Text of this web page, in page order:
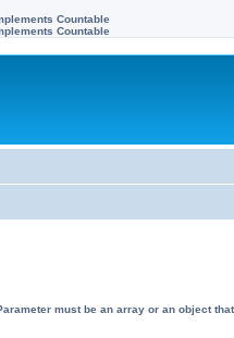
Countable
Countable
must be an array or an object